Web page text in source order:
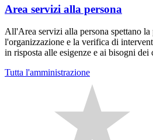
Area servizi alla persona
All'Area servizi alla persona spettano la
l'organizzazione e la verifica di
in risposta alle esigenze e ai bisogni dei
Tutta l'amministrazione